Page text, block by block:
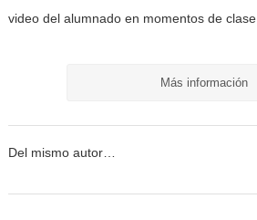
video del alumnado en momentos de clase
Más información
Del mismo autor…